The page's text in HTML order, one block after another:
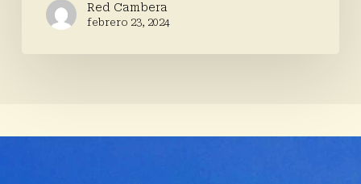
Red Cambera
febrero 23, 2024